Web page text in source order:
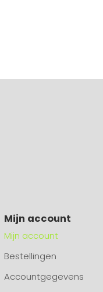
Mijn account
Mijn account
Bestellingen
Accountgegevens